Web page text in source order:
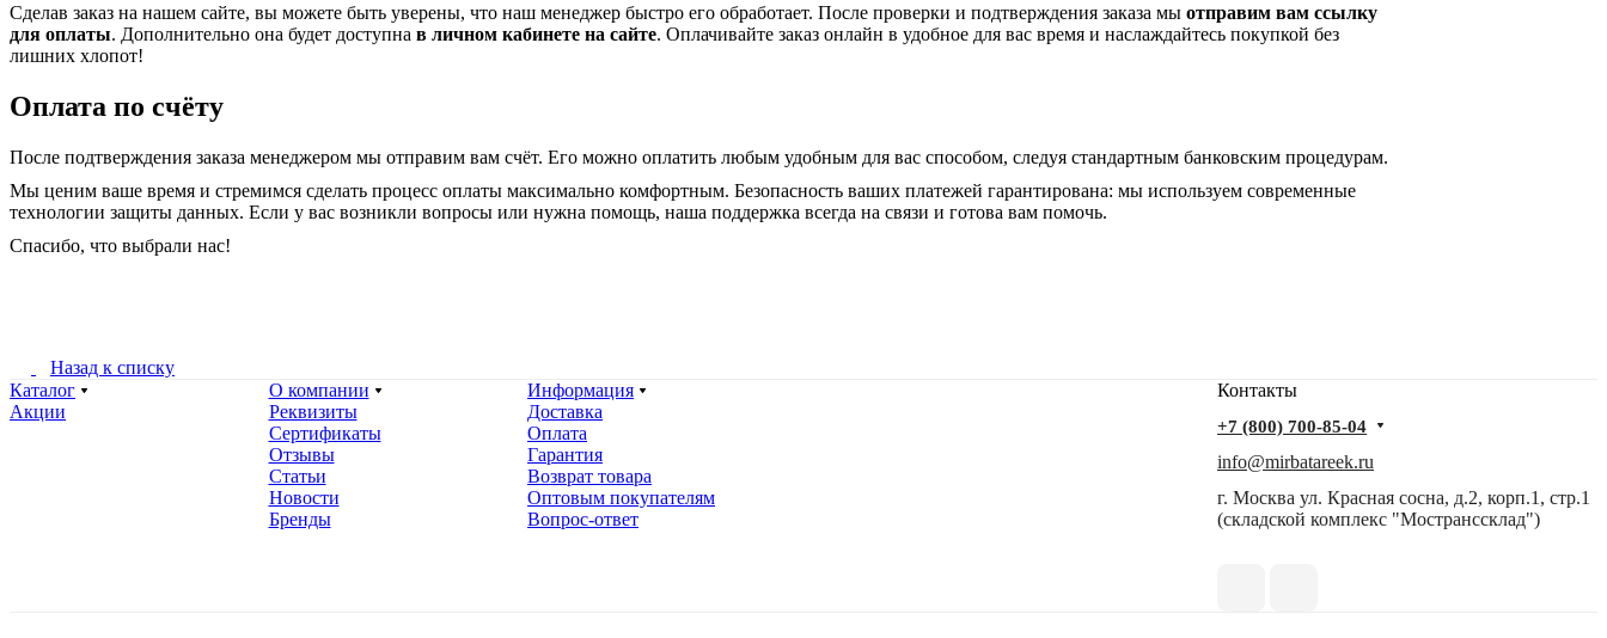
Сделав заказ на нашем сайте, вы можете быть уверены, что наш менеджер быстро его обработает. После проверки и подтверждения заказа мы отправим вам ссылку
для оплаты. Дополнительно она будет доступна в личном кабинете на сайте. Оплачивайте заказ онлайн в удобное для вас время и наслаждайтесь покупкой без
лишних хлопот!
Оплата по счёту
После подтверждения заказа менеджером мы отправим вам счёт. Его можно оплатить любым удобным для вас способом, следуя стандартным банковским процедурам.
Мы ценим ваше время и стремимся сделать процесс оплаты максимально комфортным. Безопасность ваших платежей гарантирована: мы используем современные
технологии защиты данных. Если у вас возникли вопросы или нужна помощь, наша поддержка всегда на связи и готова вам помочь.
Спасибо, что выбрали нас!
Назад к списку
Каталог
Акции
О компании
Реквизиты
Сертификаты
Отзывы
Статьи
Новости
Бренды
Информация
Доставка
Оплата
Гарантия
Возврат товара
Оптовым покупателям
Вопрос-ответ
Контакты
+7 (800) 700-85-04
info@mirbatareek.ru
г. Москва ул. Красная сосна, д.2, корп.1, стр.1
(складской комплекс "Мостранссклад")